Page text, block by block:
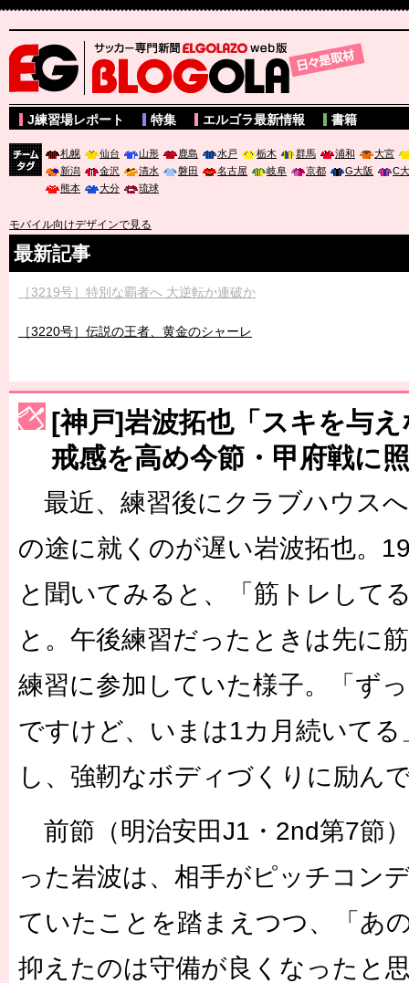
サッカー専門新聞ELGOLAZO web版 BLOGOLA
J練習場レポート 特集 エルゴラ最新情報 書籍
札幌 仙台 山形 鹿島 水戸 栃木 群馬 浦和
大宮
新潟
金沢 清水 磐田 名古屋 岐阜 京都 G大阪
C
熊本
大分 琉球
モバイル向けデザインで見る
最新記事
［3219号］特別な覇者へ 大逆転か連破か
［3220号］伝説の王者、黄金のシャーレ
［3230号］世界一への夢は終わらない
［3223号］一丸。日本出陣
［3222号］史上最大のW杯開幕 注目は「個」
長谷川 アーリアジャスールさんがシンポジウム「気候変動から命
[神戸]岩波拓也「スキを与
戒感を高め今節・甲府戦に
最近、練習後にクラブハウス
の途に就くのが遅い岩波拓也。
と聞いてみると、「筋トレして
と。午後練習だったときは先に
練習に参加していた様子。「ず
ですけど、いまは1カ月続いて
し、強靭なボディづくりに励ん
前節（明治安田J1・2nd第7節
った岩波は、相手がピッチコン
ていたことを踏まえつつ、「あ
抑えたのは守備が良くなったと